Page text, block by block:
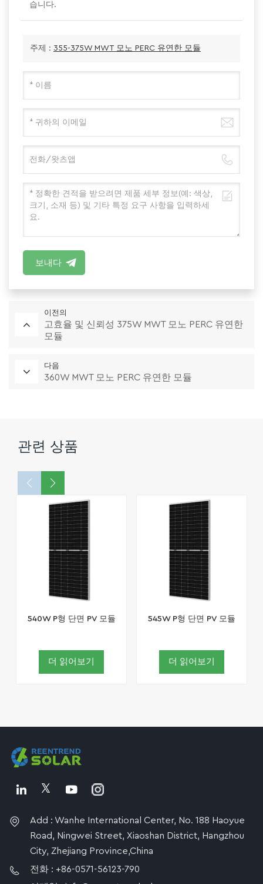
습니다.
주제 : 355-375W MWT 모노 PERC 유연한 모듈
보내다
이전의
고효율 및 신뢰성 375W MWT 모노 PERC 유연한
모듈
다음
360W MWT 모노 PERC 유연한 모듈
관련 상품
540W P형 단면 PV 모듈
더 읽어보기
545W P형 단면 PV 모듈
더 읽어보기
Add : Wanhe International Center, No. 188 Haoyue
Road, Ningwei Street, Xiaoshan District, Hangzhou
City, Zhejiang Province,China
전화 : +86-0571-56123-790